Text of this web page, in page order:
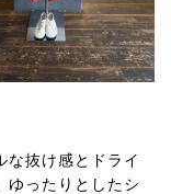
な抜け感とドライ
ゆったりとしたシ